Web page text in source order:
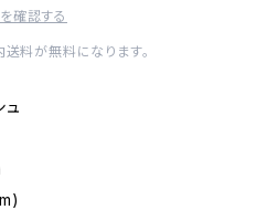
確認する
料が無料になります。